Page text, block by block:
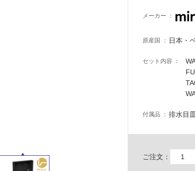
メーカー
原産国 日本・
セット内容
付属品 排水目
ご注文：